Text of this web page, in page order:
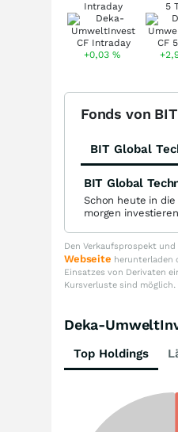
Intraday
+0,03 %
5
Fonds von
BIT Global
BIT Global
Schon heute in
morgen
Den Verkaufsprospekt
Webseite herunterladen
Einsatzes von Derivaten
Kursverluste sind möglich.
Deka-
Top Holdings